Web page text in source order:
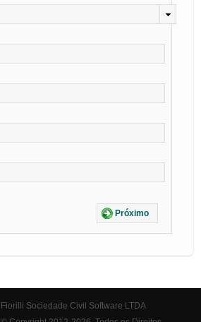
Próximo
Fiorilli Sociedade Civil Software LTDA